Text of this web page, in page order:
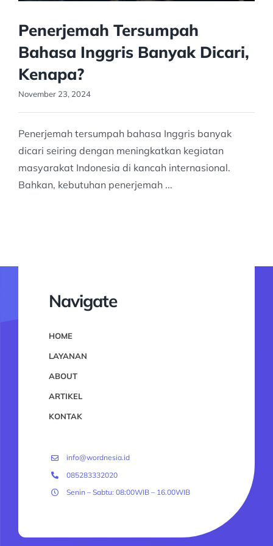
Penerjemah Tersumpah
Bahasa Inggris Banyak Dicari,
Kenapa?
November 23, 2024
Penerjemah tersumpah bahasa Inggris banyak
dicari seiring dengan meningkatkan kegiatan
masyarakat Indonesia di kancah internasional.
Bahkan, kebutuhan penerjemah ...
Navigate
HOME
LAYANAN
ABOUT
ARTIKEL
KONTAK
info@wordnesia.id
085283332020
Senin – Sabtu: 08:00WIB – 16.00WIB